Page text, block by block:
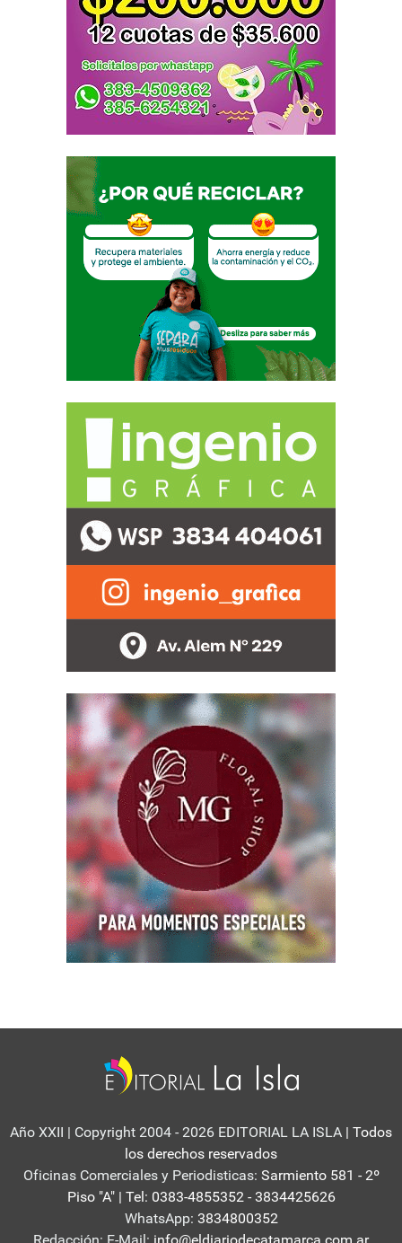
Año XXII | Copyright 2004 - 2026 EDITORIAL LA ISLA | Todos
los derechos reservados
Oficinas Comerciales y Periodisticas: Sarmiento 581 - 2º
Piso "A" | Tel: 0383-4855352 - 3834425626
WhatsApp: 3834800352